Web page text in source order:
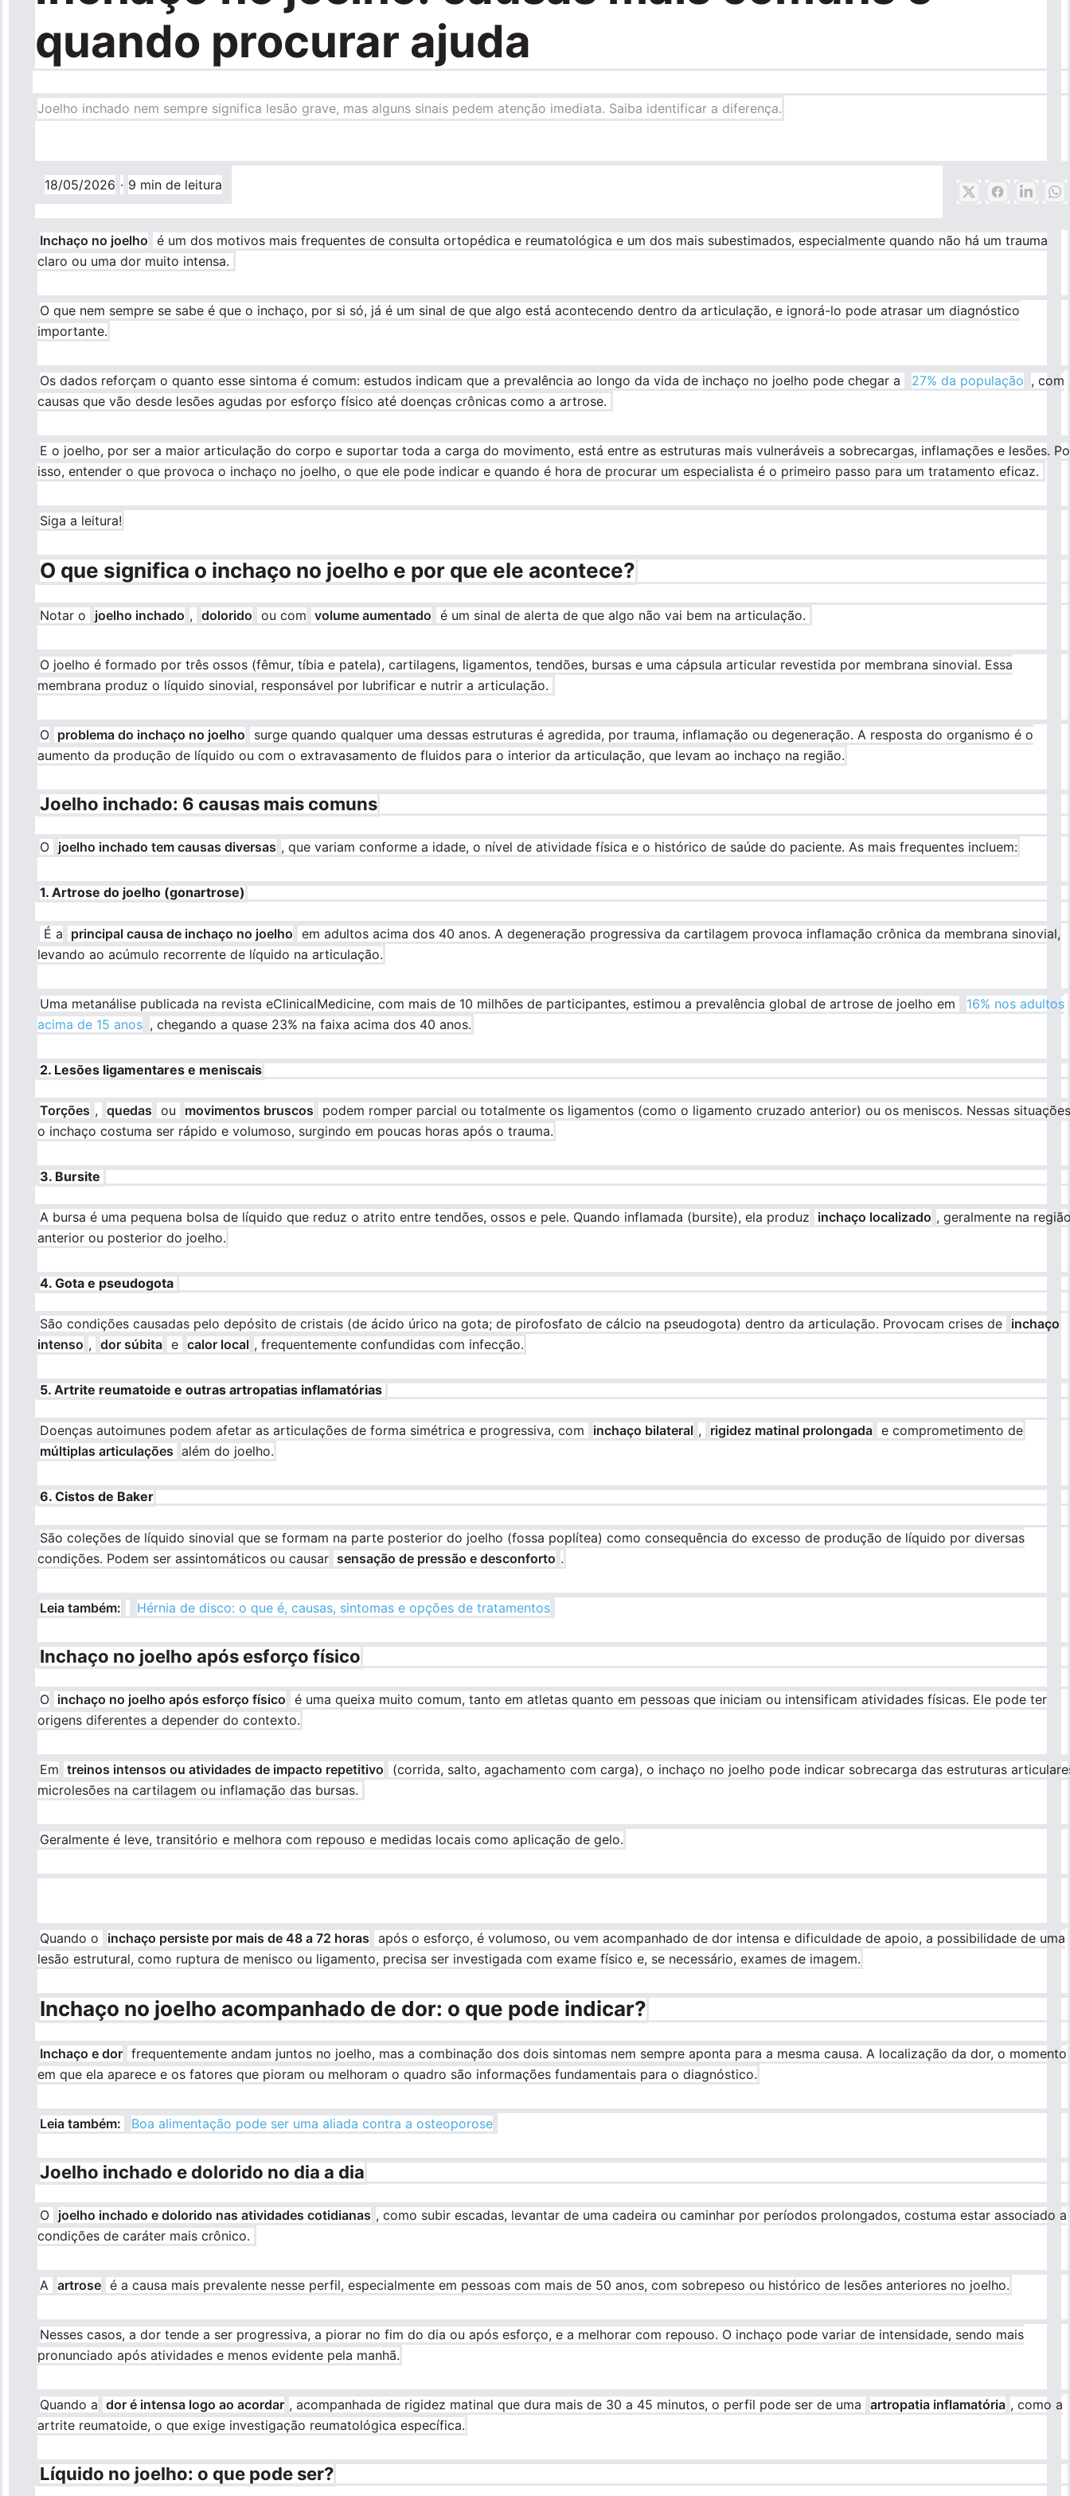
quando procurar ajuda
Joelho inchado nem sempre significa lesão grave, mas alguns sinais pedem atenção imediata. Saiba identificar a diferença.
18/05/2026 · 9 min de leitura
Inchaço no joelho é um dos motivos mais frequentes de consulta ortopédica e reumatológica e um dos mais subestimados, especialmente quando não há um trauma
claro ou uma dor muito intensa.
O que nem sempre se sabe é que o inchaço, por si só, já é um sinal de que algo está acontecendo dentro da articulação, e ignorá-lo pode atrasar um diagnóstico
importante.
Os dados reforçam o quanto esse sintoma é comum: estudos indicam que a prevalência ao longo da vida de inchaço no joelho pode chegar a 27% da população , com
causas que vão desde lesões agudas por esforço físico até doenças crônicas como a artrose.
E o joelho, por ser a maior articulação do corpo e suportar toda a carga do movimento, está entre as estruturas mais vulneráveis a sobrecargas, inflamações e lesões.
isso, entender o que provoca o inchaço no joelho, o que ele pode indicar e quando é hora de procurar um especialista é o primeiro passo para um tratamento eficaz.
Siga a leitura!
O que significa o inchaço no joelho e por que ele acontece?
Notar o joelho inchado , dolorido ou com volume aumentado é um sinal de alerta de que algo não vai bem na articulação.
O joelho é formado por três ossos (fêmur, tíbia e patela), cartilagens, ligamentos, tendões, bursas e uma cápsula articular revestida por membrana sinovial. Essa
membrana produz o líquido sinovial, responsável por lubrificar e nutrir a articulação.
O problema do inchaço no joelho
surge quando qualquer uma dessas estruturas é agredida, por trauma, inflamação ou degeneração. A resposta do organismo é o
aumento da produção de líquido ou com o extravasamento de fluidos para o interior da articulação, que levam ao inchaço na região.
Joelho inchado: 6 causas mais comuns
O joelho inchado tem causas diversas , que variam conforme a idade, o nível de atividade física e o histórico de saúde do paciente. As mais frequentes incluem:
1. Artrose do joelho (gonartrose)
É a principal causa de inchaço no joelho em adultos acima dos 40 anos. A degeneração progressiva da cartilagem provoca inflamação crônica da membrana sinovial,
levando ao acúmulo recorrente de líquido na articulação.
Uma metanálise publicada na revista eClinicalMedicine, com mais de 10 milhões de participantes, estimou a prevalência global de artrose de joelho em
16% nos adultos
acima de 15 anos , chegando a quase 23% na faixa acima dos 40 anos.
2. Lesões ligamentares e meniscais
Torções , quedas ou movimentos bruscos
podem romper parcial ou totalmente os ligamentos (como o ligamento cruzado anterior) ou os meniscos. Nessas
o inchaço costuma ser rápido e volumoso, surgindo em poucas horas após o trauma.
3. Bursite
A bursa é uma pequena bolsa de líquido que reduz o atrito entre tendões, ossos e pele. Quando inflamada (bursite), ela produz inchaço localizado , geralmente na
anterior ou posterior do joelho.
4. Gota e pseudogota
São condições causadas pelo depósito de cristais (de ácido úrico na gota; de pirofosfato de cálcio na pseudogota) dentro da articulação. Provocam crises de inchaço
intenso , dor súbita e calor local , frequentemente confundidas com infecção.
5. Artrite reumatoide e outras artropatias inflamatórias
Doenças autoimunes podem afetar as articulações de forma simétrica e progressiva, com inchaço bilateral , rigidez matinal prolongada e comprometimento de
múltiplas articulações além do joelho.
6. Cistos de Baker
São coleções de líquido sinovial que se formam na parte posterior do joelho (fossa poplítea) como consequência do excesso de produção de líquido por diversas
condições. Podem ser assintomáticos ou causar sensação de pressão e desconforto .
Leia também: Hérnia de disco: o que é, causas, sintomas e opções de tratamentos
Inchaço no joelho após esforço físico
O inchaço no joelho após esforço físico é uma queixa muito comum, tanto em atletas quanto em pessoas que iniciam ou intensificam atividades físicas. Ele pode ter
origens diferentes a depender do contexto.
Em treinos intensos ou atividades de impacto repetitivo
(corrida, salto, agachamento com carga), o inchaço no joelho pode indicar sobrecarga das estruturas
microlesões na cartilagem ou inflamação das bursas.
Geralmente é leve, transitório e melhora com repouso e medidas locais como aplicação de gelo.
Quando o inchaço persiste por mais de 48 a 72 horas após o esforço, é volumoso, ou vem acompanhado de dor intensa e dificuldade de apoio, a possibilidade de uma
lesão estrutural, como ruptura de menisco ou ligamento, precisa ser investigada com exame físico e, se necessário, exames de imagem.
Inchaço no joelho acompanhado de dor: o que pode indicar?
Inchaço e dor frequentemente andam juntos no joelho, mas a combinação dos dois sintomas nem sempre aponta para a mesma causa. A localização da dor, o momento
em que ela aparece e os fatores que pioram ou melhoram o quadro são informações fundamentais para o diagnóstico.
Leia também: Boa alimentação pode ser uma aliada contra a osteoporose
Joelho inchado e dolorido no dia a dia
O joelho inchado e dolorido nas atividades cotidianas , como subir escadas, levantar de uma cadeira ou caminhar por períodos prolongados, costuma estar associado a
condições de caráter mais crônico.
A artrose é a causa mais prevalente nesse perfil, especialmente em pessoas com mais de 50 anos, com sobrepeso ou histórico de lesões anteriores no joelho.
Nesses casos, a dor tende a ser progressiva, a piorar no fim do dia ou após esforço, e a melhorar com repouso. O inchaço pode variar de intensidade, sendo mais
pronunciado após atividades e menos evidente pela manhã.
Quando a dor é intensa logo ao acordar , acompanhada de rigidez matinal que dura mais de 30 a 45 minutos, o perfil pode ser de uma artropatia inflamatória , como a
artrite reumatoide, o que exige investigação reumatológica específica.
Líquido no joelho: o que pode ser?